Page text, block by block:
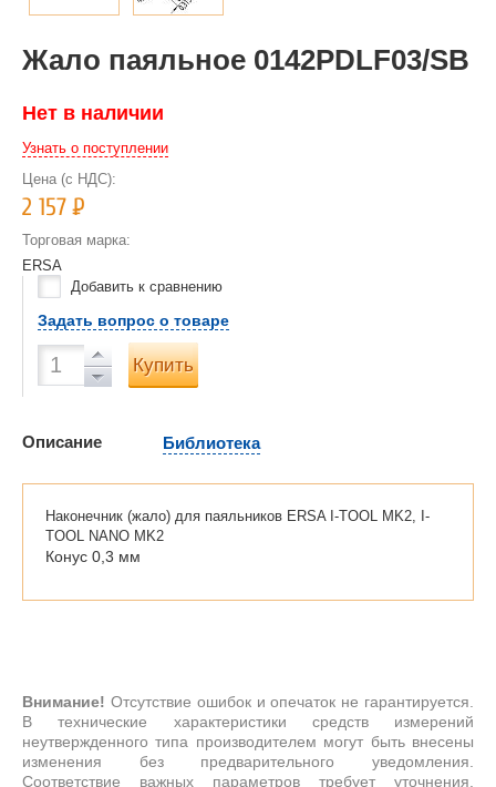
Жало паяльное 0142PDLF03/SB
Нет в наличии
Узнать о поступлении
Цена (с НДС):
2 157Р
Торговая марка:
ERSA
Добавить к сравнению
Задать вопрос о товаре
Купить
Описание Библиотека
Наконечник (жало) для паяльников ERSA I-TOOL MK2, I-
TOOL NANO MK2
Конус 0,3 мм
Внимание! Отсутствие ошибок и опечаток не гарантируется.
В технические характеристики средств измерений
неутвержденного типа производителем могут быть внесены
изменения без предварительного уведомления.
Соответствие важных параметров требует уточнения.